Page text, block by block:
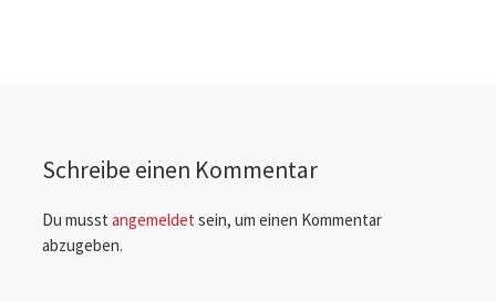
Schreibe einen Kommentar
Du musst angemeldet sein, um einen Kommentar
abzugeben.